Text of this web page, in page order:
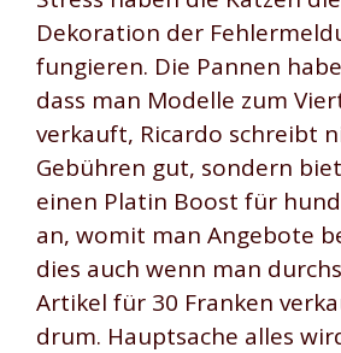
Dekoration der
fungieren. Die Pannen
dass man Modelle zum
verkauft, Ricardo schreibt
Gebühren gut, sondern
einen Platin Boost für
an, womit man Angebote
dies auch wenn man
Artikel für 30 Franken
drum. Hauptsache alles